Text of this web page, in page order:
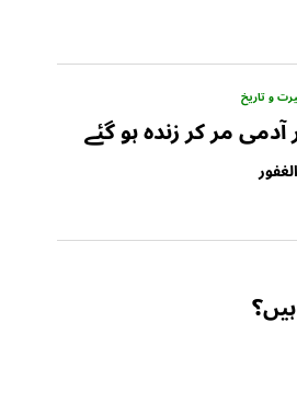
و تاریخ
مر کر زندہ ہو گئے